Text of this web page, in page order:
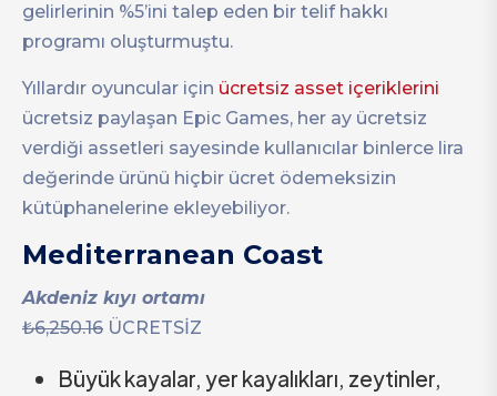
gelirlerinin %5’ini talep eden bir telif hakkı
programı oluşturmuştu.
Yıllardır oyuncular için ücretsiz asset içeriklerini
ücretsiz paylaşan Epic Games, her ay ücretsiz
verdiği assetleri sayesinde kullanıcılar binlerce lira
değerinde ürünü hiçbir ücret ödemeksizin
kütüphanelerine ekleyebiliyor.
Mediterranean Coast
Akdeniz kıyı ortamı
₺6,250.16 ÜCRETSİZ
Büyük kayalar, yer kayalıkları, zeytinler,